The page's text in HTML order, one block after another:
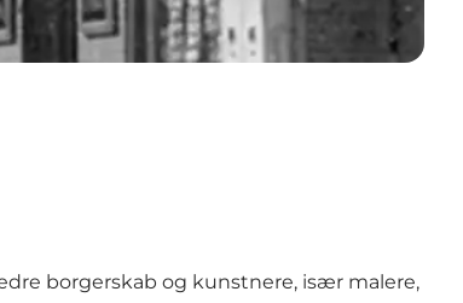
borgerskab og kunstnere, især malere,